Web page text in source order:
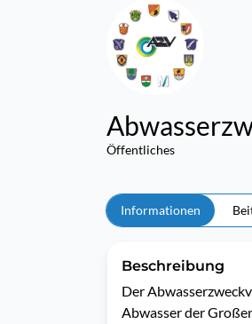
Öffentliches
Informationen
Beschreibung
Der
Abwasser der